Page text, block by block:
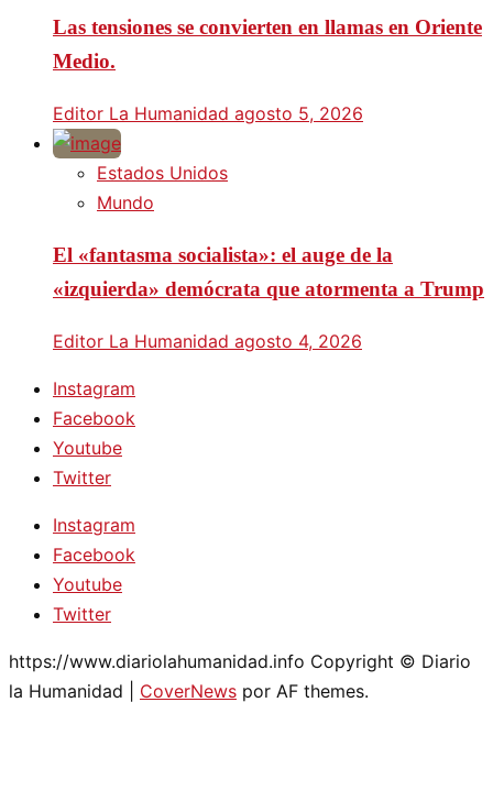
Las tensiones se convierten en llamas en Oriente
Medio.
Editor La Humanidad agosto 5, 2026
Estados Unidos
Mundo
El «fantasma socialista»: el auge de la
«izquierda» demócrata que atormenta a Trump
Editor La Humanidad agosto 4, 2026
Instagram
Facebook
Youtube
Twitter
Instagram
Facebook
Youtube
Twitter
https://www.diariolahumanidad.info Copyright © Diario
la Humanidad
CoverNews por AF themes.